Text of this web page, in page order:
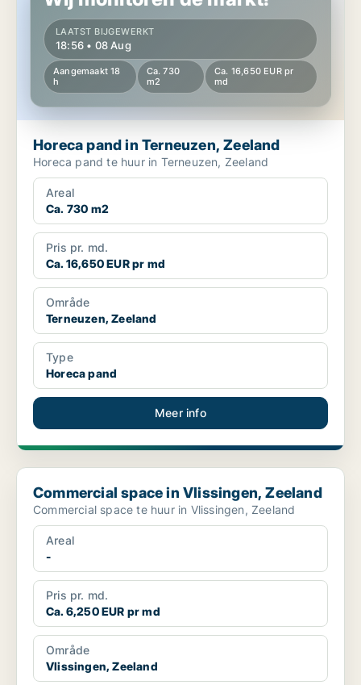
LAATST BIJGEWERKT
18:56 • 08 Aug
Aangemaakt 18
h
Ca. 730
m2
Ca. 16,650 EUR pr
md
Horeca pand in Terneuzen, Zeeland
Horeca pand te huur in Terneuzen, Zeeland
Areal
Ca. 730 m2
Pris pr. md.
Ca. 16,650 EUR pr md
Område
Terneuzen, Zeeland
Type
Horeca pand
Meer info
Commercial space in Vlissingen, Zeeland
Commercial space in Vlissingen, Zeeland
Commercial space te huur in Vlissingen, Zeeland
Areal
-
Pris pr. md.
Ca. 6,250 EUR pr md
Område
Vlissingen, Zeeland